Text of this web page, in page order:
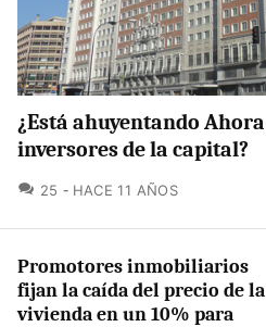
¿Está ahuyentando
inversores de la capital?
25 COMENTARIOS
HACE 11 AÑOS
Promotores inmobiliarios
fijan la caída del precio de la
vivienda en un 10% para